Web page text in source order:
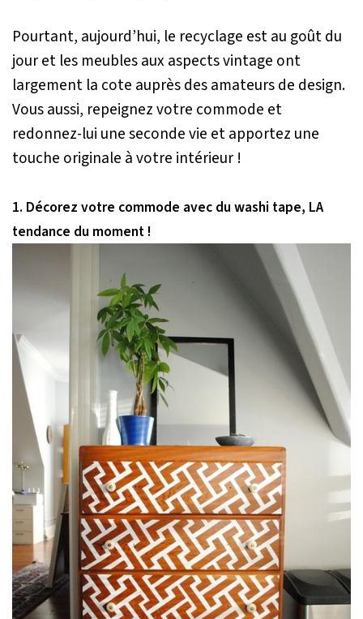
Pourtant, aujourd’hui, le recyclage est au goût du
jour et les meubles aux aspects vintage ont
largement la cote auprès des amateurs de design.
Vous aussi, repeignez votre commode et
redonnez-lui une seconde vie et apportez une
touche originale à votre intérieur !
1. Décorez votre commode avec du washi tape, LA
tendance du moment !